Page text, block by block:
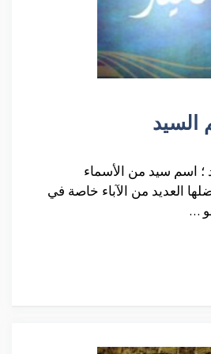
السيد
؛ اسم سيد من الأسماء
العديد من الآباء خاصة في
…